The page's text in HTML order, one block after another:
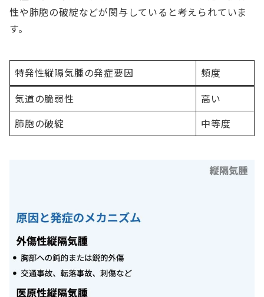
性や肺胞の破綻などが関与していると考えられていま
す。
特発性縦隔気腫の発症要因
頻度
気道の脆弱性
高い
肺胞の破綻
中等度